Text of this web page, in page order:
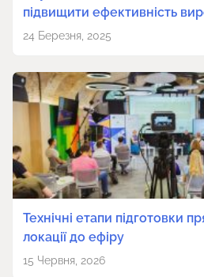
підвищити ефективність
24 Березня, 2025
Технічні етапи підготовки
локації до ефіру
15 Червня, 2026